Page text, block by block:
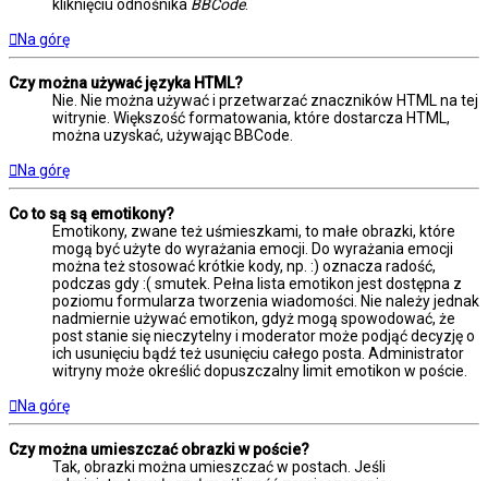
kliknięciu odnośnika BBCode.
Na górę
Czy można używać języka HTML?
Nie. Nie można używać i przetwarzać znaczników HTML na tej
witrynie. Większość formatowania, które dostarcza HTML,
można uzyskać, używając BBCode.
Na górę
Co to są są emotikony?
Emotikony, zwane też uśmieszkami, to małe obrazki, które
mogą być użyte do wyrażania emocji. Do wyrażania emocji
można też stosować krótkie kody, np. :) oznacza radość,
podczas gdy :( smutek. Pełna lista emotikon jest dostępna z
poziomu formularza tworzenia wiadomości. Nie należy jednak
nadmiernie używać emotikon, gdyż mogą spowodować, że
post stanie się nieczytelny i moderator może podjąć decyzję o
ich usunięciu bądź też usunięciu całego posta. Administrator
witryny może określić dopuszczalny limit emotikon w poście.
Na górę
Czy można umieszczać obrazki w poście?
Tak, obrazki można umieszczać w postach. Jeśli